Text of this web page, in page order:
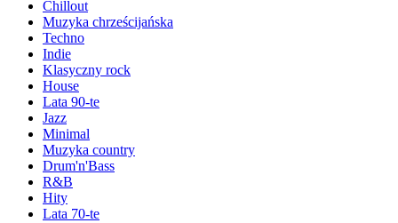
Chillout
Muzyka chrześcijańska
Techno
Indie
Klasyczny rock
House
Lata 90-te
Jazz
Minimal
Muzyka country
Drum'n'Bass
R&B
Hity
Lata 70-te